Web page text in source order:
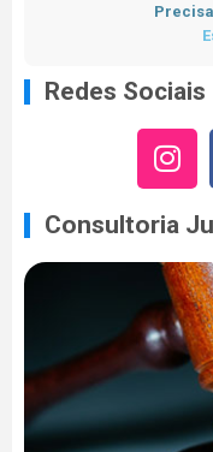
Redes Sociais
Consultoria